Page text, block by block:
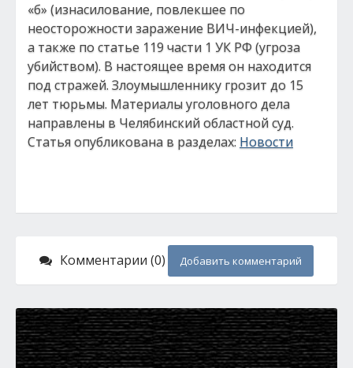
«б» (изнасилование, повлекшее по
неосторожности заражение ВИЧ-инфекцией),
а также по статье 119 части 1 УК РФ (угроза
убийством). В настоящее время он находится
под стражей. Злоумышленнику грозит до 15
лет тюрьмы. Материалы уголовного дела
направлены в Челябинский областной суд.
Статья опубликована в разделах: Новости
Комментарии (0) Добавить комментарий